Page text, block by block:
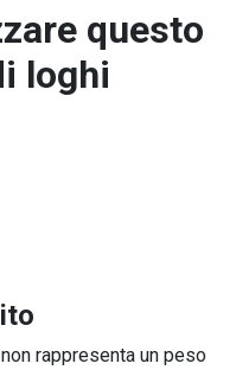
questo
loghi
rappresenta un peso